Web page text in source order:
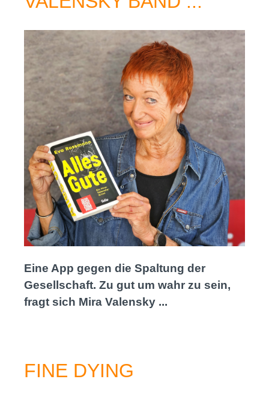
Eine App gegen die Spaltung der
Gesellschaft. Zu gut um wahr zu sein,
fragt sich Mira Valensky ...
FINE DYING